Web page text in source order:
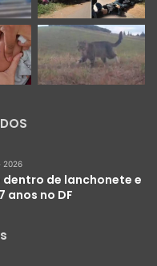
2026
de lanchonete e
anos no DF